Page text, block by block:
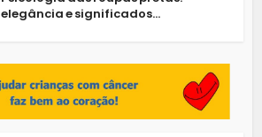
elegância e significados...